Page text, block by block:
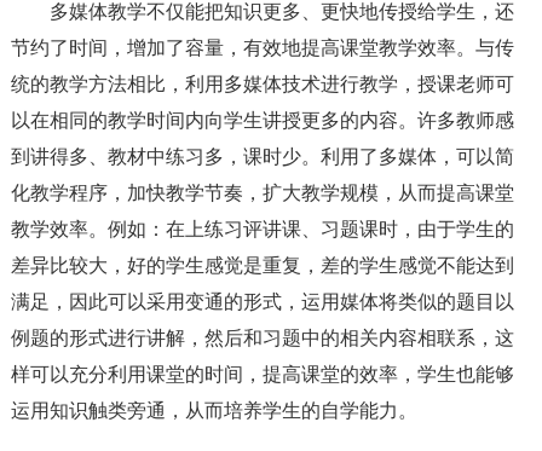
多媒体教学不仅能把知识更多、更快地传授给学生，还
节约了时间，增加了容量，有效地提高课堂教学效率。与传
统的教学方法相比，利用多媒体技术进行教学，授课老师可
以在相同的教学时间内向学生讲授更多的内容。许多教师感
到讲得多、教材中练习多，课时少。利用了多媒体，可以简
化教学程序，加快教学节奏，扩大教学规模，从而提高课堂
教学效率。例如：在上练习评讲课、习题课时，由于学生的
差异比较大，好的学生感觉是重复，差的学生感觉不能达到
满足，因此可以采用变通的形式，运用媒体将类似的题目以
例题的形式进行讲解，然后和习题中的相关内容相联系，这
样可以充分利用课堂的时间，提高课堂的效率，学生也能够
运用知识触类旁通，从而培养学生的自学能力。